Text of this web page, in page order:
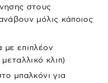
στους
μόλις κάποιος
επιπλέον
κλιπ)
μπαλκόνι για